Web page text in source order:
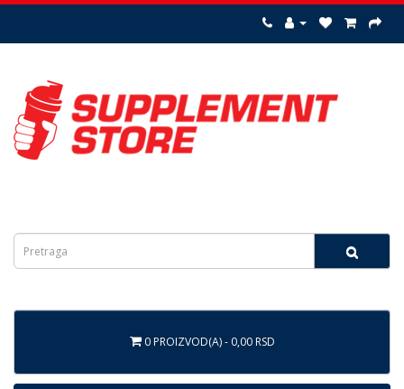
0 PROIZVOD(A) - 0,00 RSD